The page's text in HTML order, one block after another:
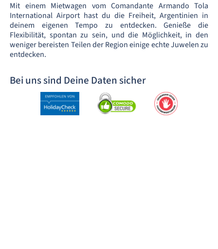
Mit einem Mietwagen vom Comandante Armando Tola
International Airport hast du die Freiheit, Argentinien in
deinem eigenen Tempo zu entdecken. Genieße die
Flexibilität, spontan zu sein, und die Möglichkeit, in den
weniger bereisten Teilen der Region einige echte Juwelen zu
entdecken.
Bei uns sind Deine Daten sicher